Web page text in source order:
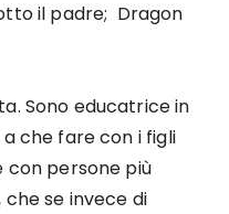
il padre; Dragon
Sono educatrice in
che fare con i figli
con persone più
se invece di